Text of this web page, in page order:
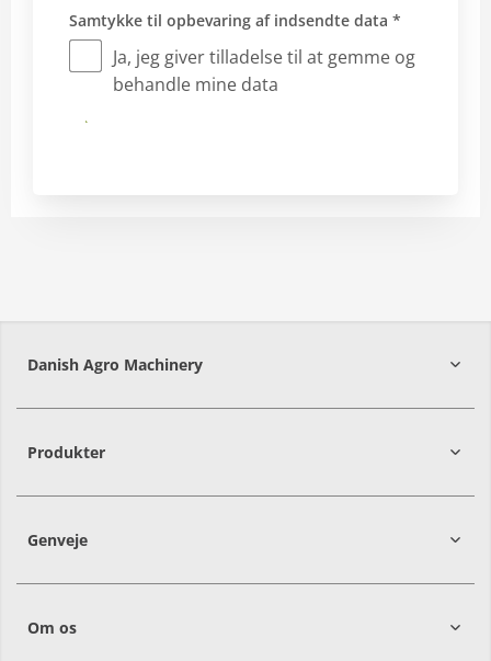
Samtykke til opbevaring af indsendte data *
Ja, jeg giver tilladelse til at gemme og
behandle mine data
Send
Danish Agro Machinery
9700Brønderslev
Produkter
Genveje
Om os